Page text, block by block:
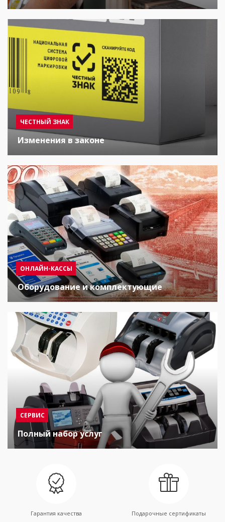
ЧЕСТНЫЙ ЗНАК
Изменения в законе
ОНЛАЙН-КАССЫ
Оборудование и комплектующие
СЕРВИС
Полный набор услуг
Гарантия качества Подарочные сертификаты